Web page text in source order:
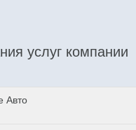
услуг компании
Авто